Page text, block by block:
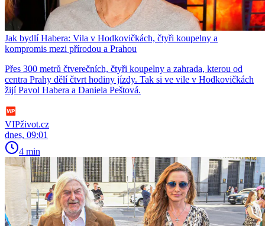
Jak bydlí Habera: Vila v Hodkovičkách, čtyři koupelny a
kompromis mezi přírodou a Prahou
Přes 300 metrů čtverečních, čtyři koupelny a zahrada, kterou od
centra Prahy dělí čtvrt hodiny jízdy. Tak si ve vile v Hodkovičkách
žijí Pavol Habera a Daniela Peštová.
VIPživot.cz
dnes, 09:01
4 min